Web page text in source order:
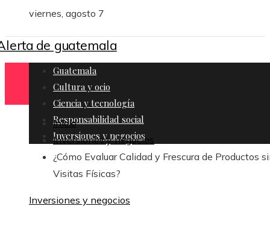
viernes, agosto 7
Guatemala
Cultura y ocio
Ciencia y tecnología
Responsabilidad social
Inversiones y negocios
Inicio
Inversiones y negocios
¿Cómo Evaluar Calidad y Frescura de Productos
Visitas Físicas?
Inversiones y negocios